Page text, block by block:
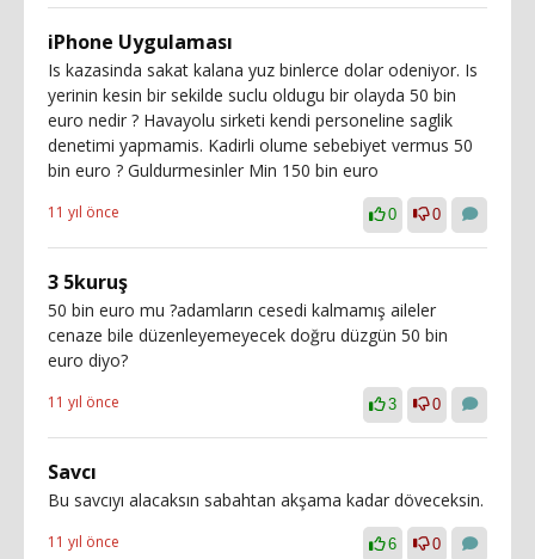
iPhone Uygulaması
Is kazasinda sakat kalana yuz binlerce dolar odeniyor. Is
yerinin kesin bir sekilde suclu oldugu bir olayda 50 bin
euro nedir ? Havayolu sirketi kendi personeline saglik
denetimi yapmamis. Kadirli olume sebebiyet vermus 50
bin euro ? Guldurmesinler Min 150 bin euro
11 yıl önce 0 0
3 5kuruş
50 bin euro mu ?adamların cesedi kalmamış aileler
cenaze bile düzenleyemeyecek doğru düzgün 50 bin
euro diyo?
11 yıl önce 3 0
Savcı
Bu savcıyı alacaksın sabahtan akşama kadar döveceksin.
11 yıl önce 6 0